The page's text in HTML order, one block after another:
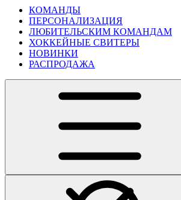
КОМАНДЫ
ПЕРСОНАЛИЗАЦИЯ
ЛЮБИТЕЛЬСКИМ КОМАНДАМ
ХОККЕЙНЫЕ СВИТЕРЫ
НОВИНКИ
РАСПРОДАЖА